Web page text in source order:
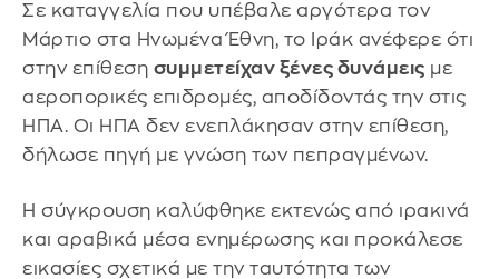
Σε καταγγελία που υπέβαλε αργότερα τον
Μάρτιο στα Ηνωμένα Έθνη, το Ιράκ ανέφερε ότι
στην επίθεση συμμετείχαν ξένες δυνάμεις με
αεροπορικές επιδρομές, αποδίδοντάς την στις
ΗΠΑ. Οι ΗΠΑ δεν ενεπλάκησαν στην επίθεση,
δήλωσε πηγή με γνώση των πεπραγμένων.
Η σύγκρουση καλύφθηκε εκτενώς από ιρακινά
και αραβικά μέσα ενημέρωσης και προκάλεσε
εικασίες σχετικά με την ταυτότητα των